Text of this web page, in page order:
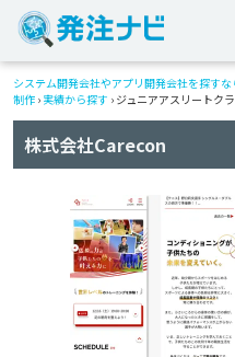
システム開発会社やアプリ開発会社を探すな
制作 › 実績から探す › ジュニアアスリートク
株式会社Carecon